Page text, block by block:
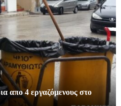
απο 4 εργαζόμενους στο